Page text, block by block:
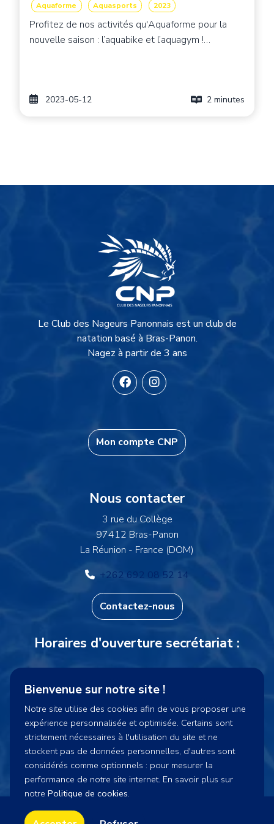
Aquaforme Aquasports 2023
Profitez de nos activités qu'Aquaforme pour la
nouvelle saison : l’aquabike et l’aquagym !…
2023-05-12 2 minutes
Description du site
Le Club des Nageurs Panonnais est un club de
natation basé à Bras-Panon.
Nagez à partir de 3 ans
Mon compte CNP
Nous contacter
3 rue du Collège
97412 Bras-Panon
La Réunion - France (DOM)
+262 692 08 52 14
Contactez-nous
Horaires d'ouverture secrétariat :
Mercredi : 14h00-16h15
cnpsecretariat@gmail.com
CNP974 2023 - Tous droits réservés - Site réalisé par
Bienvenue sur notre site !
Notre site utilise des cookies afin de vous proposer une
expérience personnalisée et optimisée. Certains sont
strictement nécessaires à l'utilisation du site et ne
stockent pas de données personnelles, d'autres sont
considérés comme optionnels : pour mesurer la
performance de notre site internet. En savoir plus sur
notre Politique de cookies.